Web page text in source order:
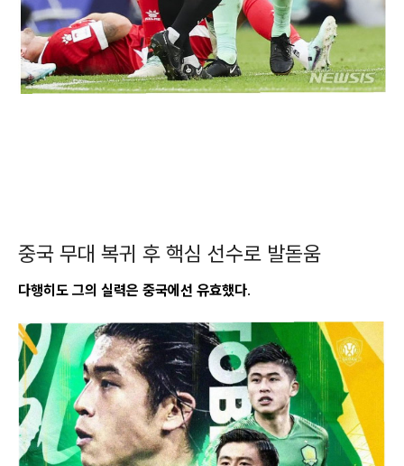
중국 무대 복귀 후 핵심 선수로 발돋움
다행히도 그의 실력은 중국에선 유효했다.